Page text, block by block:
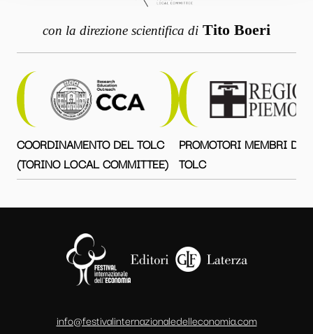
con la direzione scientifica di Tito Boeri
COORDINAMENTO DEL TOLC
(TORINO LOCAL COMMITTEE)
PROMOTORI MEMBRI DEL
TOLC
info@festivalinternazionaledelleconomia.com